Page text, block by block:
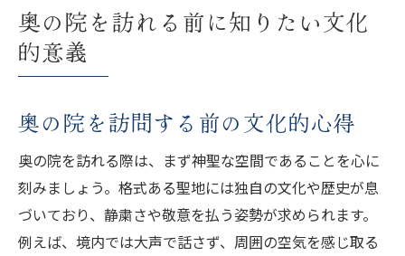
奥の院を訪れる前に知りたい文化
的意義
奥の院を訪問する前の文化的心得
奥の院を訪れる際は、まず神聖な空間であることを心に
刻みましょう。格式ある聖地には独自の文化や歴史が息
づいており、静粛さや敬意を払う姿勢が求められます。
例えば、境内では大声で話さず、周囲の空気を感じ取る